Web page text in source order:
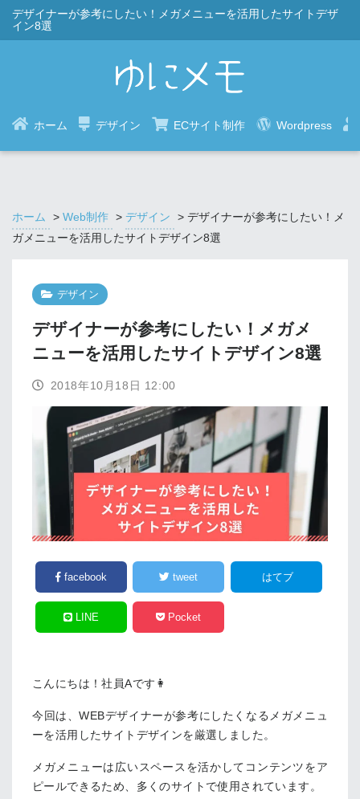
デザイナーが参考にしたい！メガメニューを活用したサイトデザ
イン8選
ホーム デザイン ECサイト制作 Wordpress
ホーム > Web制作 > デザイン > デザイナーが参考にしたい！メ
ガメニューを活用したサイトデザイン8選
デザイン
デザイナーが参考にしたい！メガメ
ニューを活用したサイトデザイン8選
2018年10月18日 12:00
facebook tweet はてブ
LINE Pocket
こんにちは！社員Aです👩
今回は、WEBデザイナーが参考にしたくなるメガメニュ
ーを活用したサイトデザインを厳選しました。
メガメニューは広いスペースを活かしてコンテンツをア
ピールできるため、多くのサイトで使用されています。